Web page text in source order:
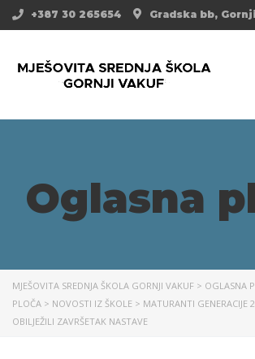
Gradska bb,
+387 30 265654
Oglasna
MJEŠOVITA SREDNJA ŠKOLA GORNJI VAKUF > OGLASNA
PLOČA > NOVOSTI IZ ŠKOLE > MATURANTI GENERACIJE
OBILJEŽILI ZAVRŠETAK NASTAVE